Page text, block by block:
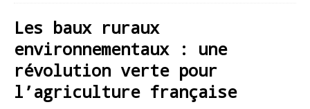
Les baux ruraux
environnementaux : une
révolution verte pour
l’agriculture française